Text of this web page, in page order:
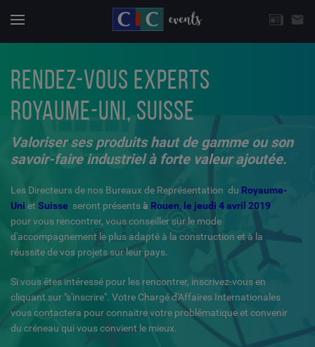
email
CHOISISSEZ UNE THÉMATIQUE
RENDEZ-VOUS EXPERTS
ROYAUME-UNI, SUISSE
Valoriser ses produits haut de gamme ou son
savoir-faire industriel à forte valeur ajoutée.
Les Directeurs de nos Bureaux de Représentation du Royaume-
Uni et Suisse seront présentsà Rouen, le jeudi 4 avril 2019
pour vous rencontrer, vous conseiller sur le mode
d'accompagnement le plus adapté à la construction et à la
réussite de vos projets sur leur pays.
Si vous êtes intéressé pour les rencontrer, inscrivez-vous en
cliquant sur "s'inscrire". Votre Chargé d'Affaires Internationales
vous contactera pour connaitre votre problématique et convenir
du créneau qui vous convient le mieux.